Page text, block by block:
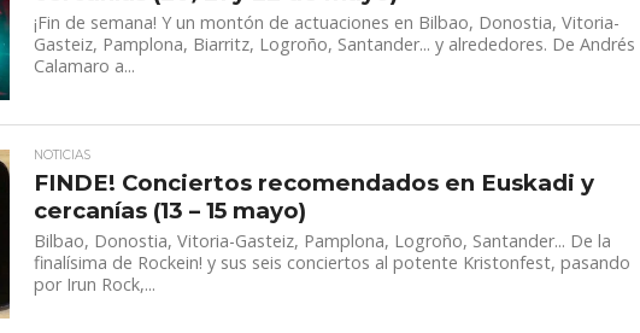
¡Fin de semana! Y un montón de actuaciones en Bilbao, Donostia, Vitoria-
Gasteiz, Pamplona, Biarritz, Logroño, Santander... y alrededores. De Andrés
Calamaro a...
NOTICIAS
FINDE! Conciertos recomendados en Euskadi y
cercanías (13 – 15 mayo)
Bilbao, Donostia, Vitoria-Gasteiz, Pamplona, Logroño, Santander... De la
finalísima de Rockein! y sus seis conciertos al potente Kristonfest, pasando
por Irun Rock,...